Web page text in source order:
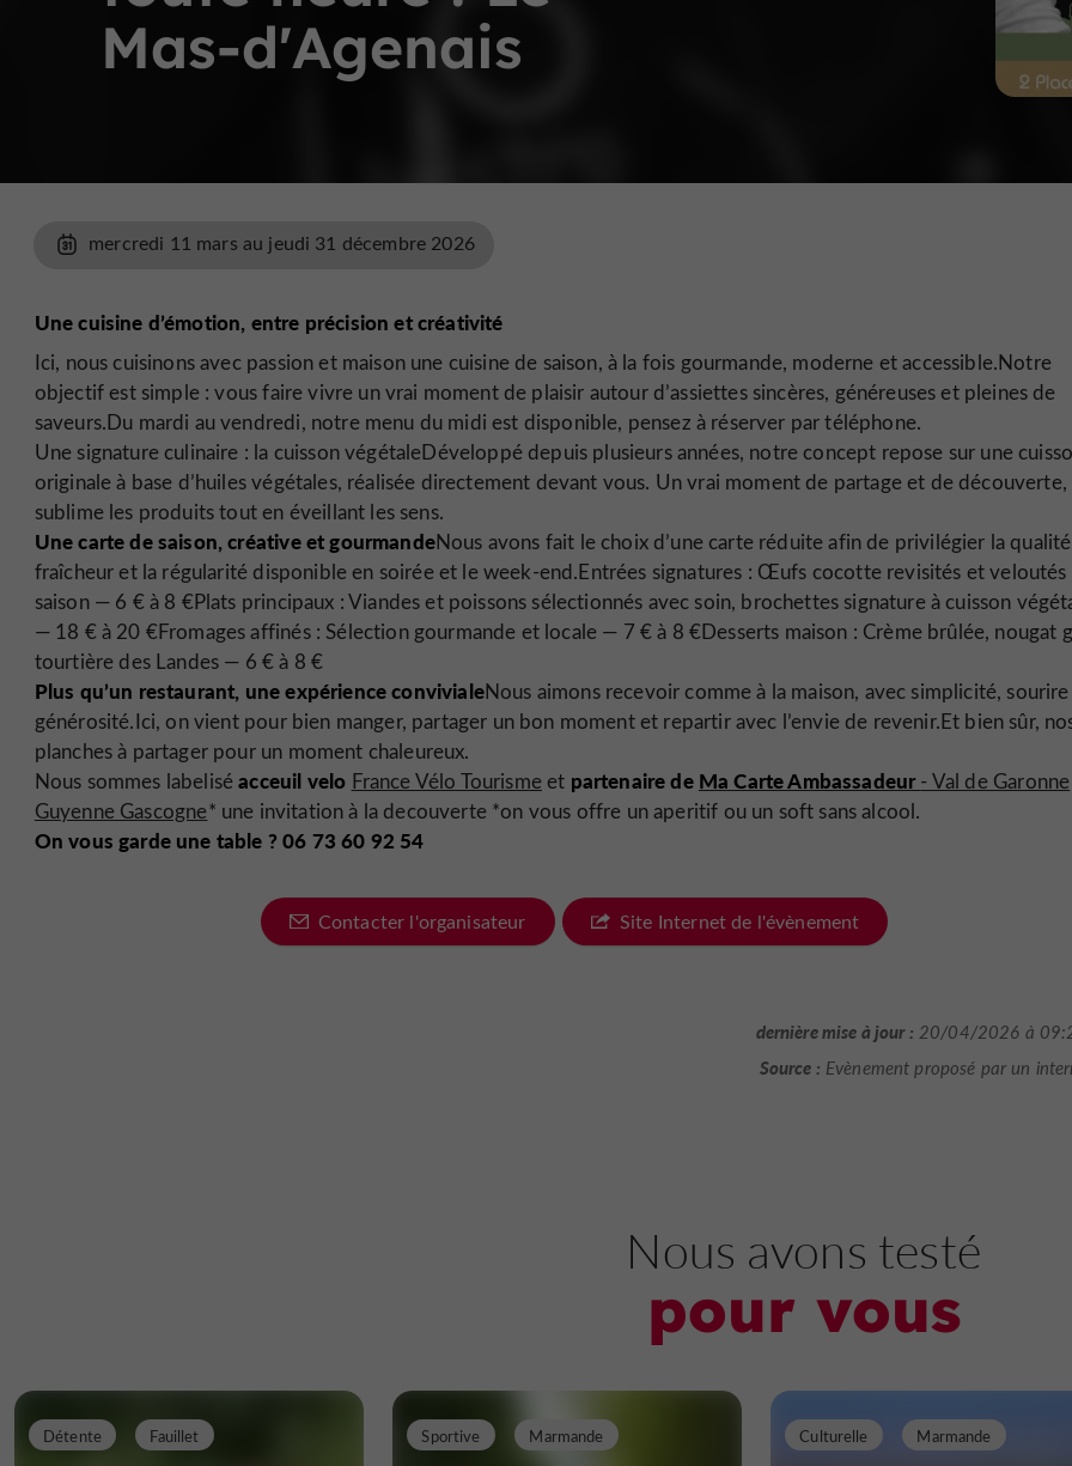
Mas-d'Agenais
mercredi 11 mars au jeudi 31 décembre 2026
Une cuisine d’émotion, entre précision et créativité
Ici, nous cuisinons avec passion et maison une cuisine de saison, à la fois gourmande, moderne et accessible.Notre
objectif est simple : vous faire vivre un vrai moment de plaisir autour d’assiettes sincères, généreuses et pleines de
saveurs.Du mardi au vendredi, notre menu du midi est disponible, pensez à réserver par téléphone.
Une signature culinaire : la cuisson végétaleDéveloppé depuis plusieurs années, notre concept repose sur une
originale à base d’huiles végétales, réalisée directement devant vous. Un vrai moment de partage et de découverte,
sublime les produits tout en éveillant les sens.
Une carte de saison, créative et gourmandeNous avons fait le choix d’une carte réduite afin de privilégier la
fraîcheur et la régularité disponible en soirée et le week-end.Entrées signatures : Œufs cocotte revisités et veloutés
saison — 6 € à 8 €Plats principaux : Viandes et poissons sélectionnés avec soin, brochettes signature à cuisson
— 18 € à 20 €Fromages affinés : Sélection gourmande et locale — 7 € à 8 €Desserts maison : Crème brûlée, nougat
tourtière des Landes — 6 € à 8 €
Plus qu’un restaurant, une expérience convivialeNous aimons recevoir comme à la maison, avec simplicité,
générosité.Ici, on vient pour bien manger, partager un bon moment et repartir avec l’envie de revenir.Et bien sûr,
planches à partager pour un moment chaleureux.
Nous sommes labeliséacceuil velo France Vélo Tourismeet partenaire de Ma Carte Ambassadeur- Val de Garonne
Guyenne Gascogne* une invitation à la decouverte *on vous offre un aperitif ou un soft sans alcool.
On vous garde une table ? 06 73 60 92 54
Contacter l'organisateur Site Internet de l'évènement
dernière mise à jour : 20/04/2026 à
Source : Evènement proposé par un
Nous avons testé
pour vous
Détente Fauillet Sportive Marmande Culturelle Marmande